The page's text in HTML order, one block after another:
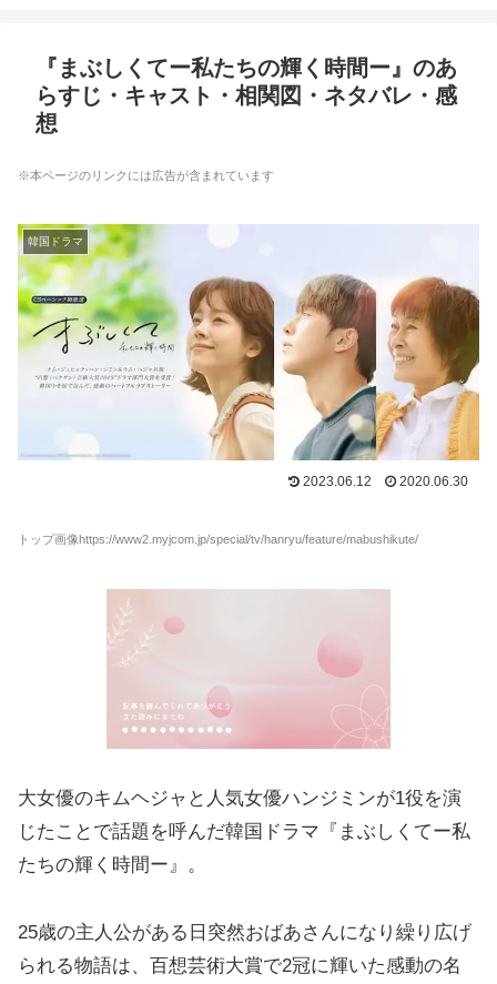
『まぶしくてー私たちの輝く時間ー』のあ
らすじ・キャスト・相関図・ネタバレ・感
想
※本ページのリンクには広告が含まれています
韓国ドラマ
2023.06.12 2020.06.30
トップ画像https://www2.myjcom.jp/special/tv/hanryu/feature/mabushikute/
大女優のキムヘジャと人気女優ハンジミンが1役を演
じたことで話題を呼んだ韓国ドラマ『まぶしくてー私
たちの輝く時間ー』。
25歳の主人公がある日突然おばあさんになり繰り広げ
られる物語は、百想芸術大賞で2冠に輝いた感動の名